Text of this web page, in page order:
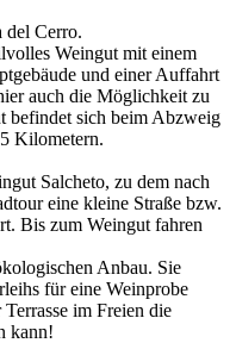
del Cerro.
Weingut mit einem
und einer Auffahrt
auch die Möglichkeit zu
befindet sich beim Abzweig
Kilometern.
Salcheto, zu dem nach
eine kleine Straße bzw.
Bis zum Weingut fahren
Anbau. Sie
für eine Weinprobe
im Freien die
kann!